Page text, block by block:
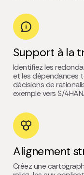
Support à la
Identifiez les
et les dépendances
décisions de
exemple vers S/
Alignement
Créez une